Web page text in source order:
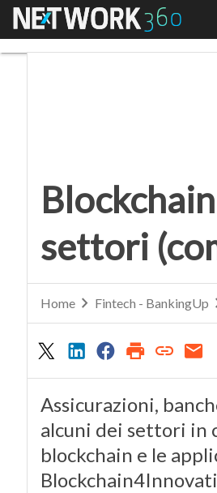
Menu
settori
Home Fintech - BankingUp
Assicurazioni,
alcuni dei settori in
blockchain e le